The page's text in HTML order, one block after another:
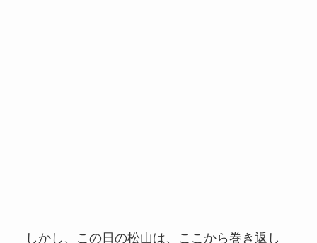
しかし、この日の松山は、ここから巻き返し